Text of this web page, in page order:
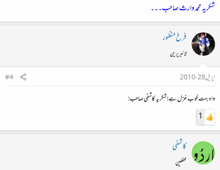
شکریہ محمد وارث صاحب۔۔۔
فرخ منظور
لائبریرین
اپریل 28، 2010
#4
واہ بہت خوب غزل ہے! شکریہ کاشفی صاحب!
1
کاشفی
محفلین